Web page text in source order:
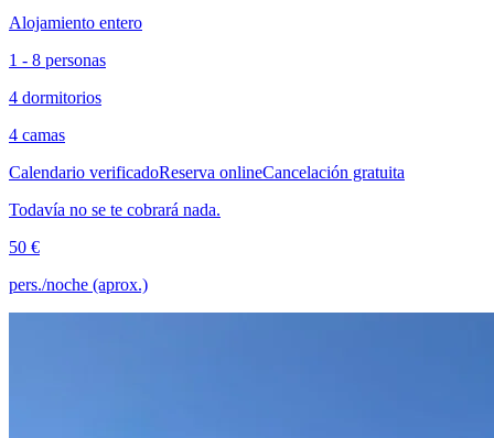
Alojamiento entero
1 - 8 personas
4 dormitorios
4 camas
Calendario verificadoReserva onlineCancelación gratuita
Todavía no se te cobrará nada.
50 €
pers./noche (aprox.)